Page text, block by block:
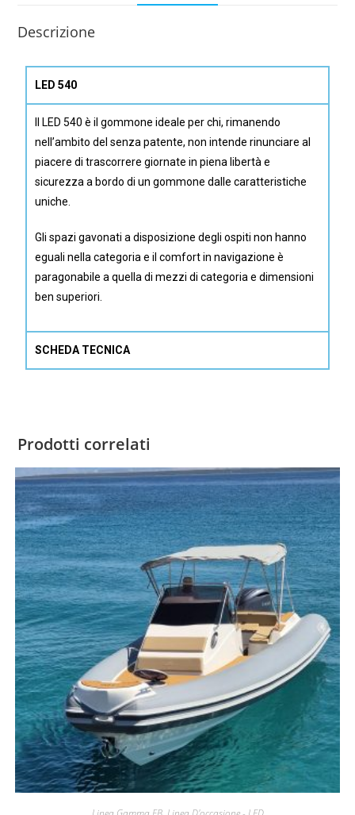
Descrizione
LED 540
Il LED 540 è il gommone ideale per chi, rimanendo
nell’ambito del senza patente, non intende rinunciare al
piacere di trascorrere giornate in piena libertà e
sicurezza a bordo di un gommone dalle caratteristiche
uniche.
Gli spazi gavonati a disposizione degli ospiti non hanno
eguali nella categoria e il comfort in navigazione è
paragonabile a quella di mezzi di categoria e dimensioni
ben superiori.
SCHEDA TECNICA
Prodotti correlati